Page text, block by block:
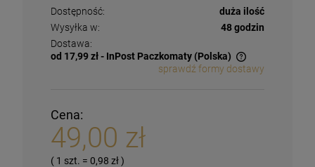
Dostępność:
duża ilość
Wysyłka w:
48 godzin
Dostawa:
od 17,99 zł- InPost Paczkomaty (Polska)
sprawdź formy dostawy
Cena:
49,00 zł
( 1 szt. = 0,98 zł)